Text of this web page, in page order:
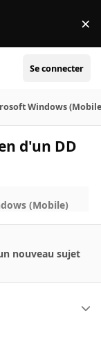
×
Se connecter
Windows
d'un DD
(Mobile)
nouveau sujet